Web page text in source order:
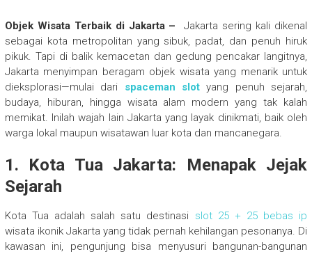
Objek Wisata Terbaik di Jakarta –Jakarta sering kali dikenal
sebagai kota metropolitan yang sibuk, padat, dan penuh hiruk
pikuk. Tapi di balik kemacetan dan gedung pencakar langitnya,
Jakarta menyimpan beragam objek wisata yang menarik untuk
dieksplorasi—mulai dari spaceman slot yang penuh sejarah,
budaya, hiburan, hingga wisata alam modern yang tak kalah
memikat. Inilah wajah lain Jakarta yang layak dinikmati, baik oleh
warga lokal maupun wisatawan luar kota dan mancanegara.
1. Kota Tua Jakarta: Menapak Jejak
Sejarah
Kota Tua adalah salah satu destinasi slot 25 + 25 bebas ip
wisata ikonik Jakarta yang tidak pernah kehilangan pesonanya. Di
kawasan ini, pengunjung bisa menyusuri bangunan-bangunan